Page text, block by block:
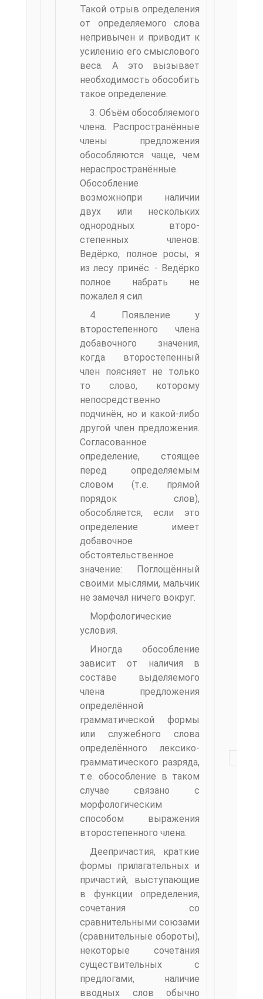
Такой отрыв определения
от определяемого слова
непривычен и приводит к
усилению его смыслового
веса. А это вызывает
необходимость обособить
такое определе­ние.
3. Объём обособляемого
члена. Распространённые
члены предложения
обособляются чаще, чем
нераспространённые.
Обособление
возможнопри наличии
двух или нескольких
однородных второ­
степенных членов:
Ведёрко, полное росы, я
из лесу принёс. - Ведёрко
полное набрать не
пожалел я сил.
4. Появление у
второстепенного члена
добавочного значения,
когда второстепенный
член поясняет не только
то слово, которому
непосредственно
подчинён, но и какой-либо
другой член предложения.
Согласованное
определение, стоящее
перед определяемым
словом (т.е. прямой
порядок слов),
обособляется, если это
определение имеет
добавочное
обстоятельственное
значение: Поглощённый
своими мыслями, мальчик
не замечал ничего вокруг.
Морфологические
условия.
Иногда обособление
зависит от наличия в
составе выделяемого
члена предложения
определённой
грамматической формы
или служебного слова
определённого лексико-
грамматического разряда,
т.е. обособление в таком
случае свя­зано с
морфологическим
способом выражения
второстепен­ного члена.
Деепричастия, краткие
формы прилагательных и
при­частий, выступающие
в функции определения,
сочетания со
сравнительными союзами
(сравнительные обороты),
некоторые сочетания
существительных с
предлогами, наличие
вводных слов обычно